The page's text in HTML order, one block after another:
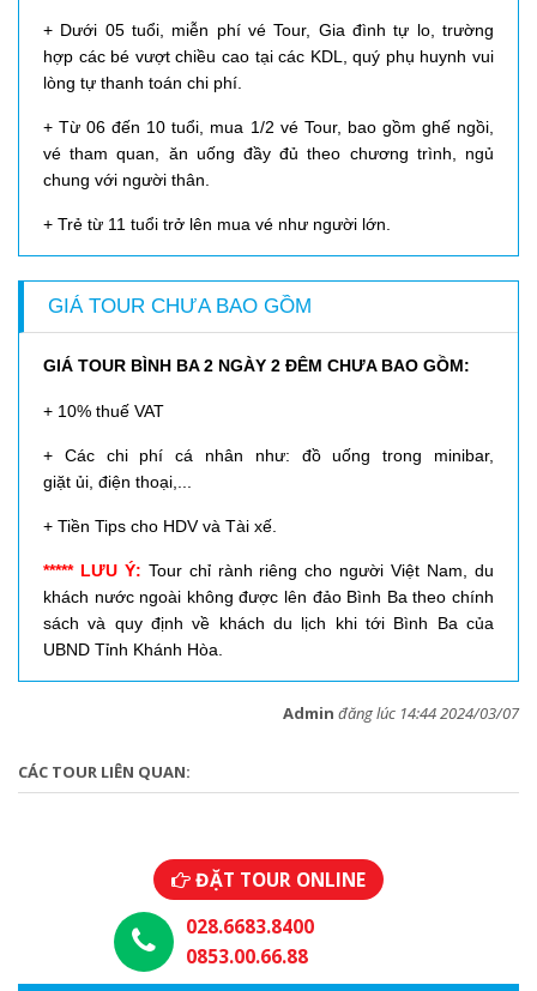
+ Dưới 05 tuổi, miễn phí vé Tour, Gia đình tự lo, trường
hợp các bé vượt chiều cao tại các KDL, quý phụ huynh vui
lòng tự thanh toán chi phí.
+ Từ 06 đến 10 tuổi, mua 1/2 vé Tour, bao gồm ghế ngồi,
vé tham quan, ăn uống đầy đủ theo chương trình, ngủ
chung với người thân.
​+ Trẻ từ 11 tuổi trở lên mua vé như người lớn.
GIÁ TOUR CHƯA BAO GỒM
GIÁ TOUR BÌNH BA 2 NGÀY 2 ĐÊM CHƯA BAO GỒM:
​+ 10% thuế VAT
​+ Các chi phí cá nhân như: đồ uống trong minibar,
giặt ủi, điện thoại,...
+ Tiền Tips cho HDV và Tài xế.
***** LƯU Ý: Tour chỉ rành riêng cho người Việt Nam, du
khách nước ngoài không được lên đảo Bình Ba theo chính
sách và quy định về khách du lịch khi tới Bình Ba của
UBND Tỉnh Khánh Hòa.
Admin đăng lúc 14:44 2024/03/07
CÁC TOUR LIÊN QUAN:
ĐẶT TOUR ONLINE
028.6683.8400
0853.00.66.88